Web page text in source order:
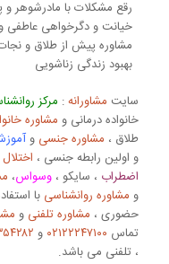
رقع مشکلات با مادرشوهر و
خیانت و دگرخواهی
مشاوره پیش از طلاق و
بهبود زندگی زناشویی
سایت مشاورانه : مرکز
خانواده درمانی و مشاوره
طلاق ، مشاوره جنسی و
و اولین رابطه جنسی ،
اضطراب ، سایکو ، وسواس،
و مشاوره روانشناسی با
حضوری ، مشاوره تلفنی و
تماس ۰۲۱۲۲۲۴۷۱۰۰ و
، تلفنی می باشد.